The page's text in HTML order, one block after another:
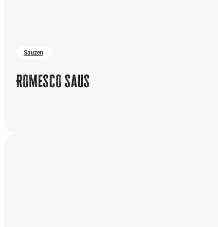
Sauzen
Romesco saus